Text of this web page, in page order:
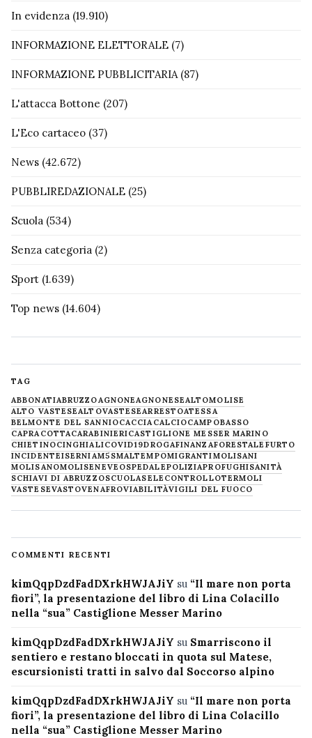
In evidenza (19.910)
INFORMAZIONE ELETTORALE (7)
INFORMAZIONE PUBBLICITARIA(87)
L'attacca Bottone (207)
L'Eco cartaceo (37)
News (42.672)
PUBBLIREDAZIONALE (25)
Scuola (534)
Senza categoria (2)
Sport (1.639)
Top news (14.604)
TAG
ABBONATIABRUZZOAGNONEAGNONESEALTOMOLISE
ALTO VASTESEALTOVASTESEARRESTOATESSA
BELMONTE DEL SANNIOCACCIACALCIOCAMPOBASSO
CAPRACOTTACARABINIERICASTIGLIONE MESSER MARINO
CHIETINOCINGHIALICOVID19DROGAFINANZAFORESTALE FURTO
INCIDENTEISERNIAM5SMALTEMPOMIGRANTIMOLISANI
MOLISANOMOLISENEVE OSPEDALEPOLIZIAPROFUGHISANITÀ
SCHIAVI DI ABRUZZOSCUOLASELECONTROLLOTERMOLI
VASTESEVASTOVENAFROVIABILITÀVIGILI DEL FUOCO
COMMENTI RECENTI
kimQqpDzdFadDXrkHWJAJiY su “Il mare non porta
fiori”, la presentazione del libro di Lina Colacillo
nella “sua” Castiglione Messer Marino
kimQqpDzdFadDXrkHWJAJiY su Smarriscono il
sentiero e restano bloccati in quota sul Matese,
escursionisti tratti in salvo dal Soccorso alpino
kimQqpDzdFadDXrkHWJAJiY su “Il mare non porta
fiori”, la presentazione del libro di Lina Colacillo
nella “sua” Castiglione Messer Marino